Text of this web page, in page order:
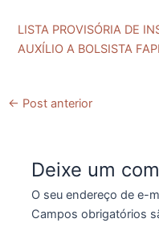
LISTA PROVISÓRIA DE
AUXÍLIO A BOLSISTA
← Post anterior
Deixe um
O seu endereço de e-
Campos obrigatórios